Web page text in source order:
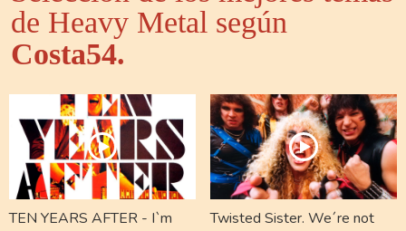
de Heavy Metal según
Costa54.
TEN YEARS AFTER - I`m
Twisted Sister. We´re not